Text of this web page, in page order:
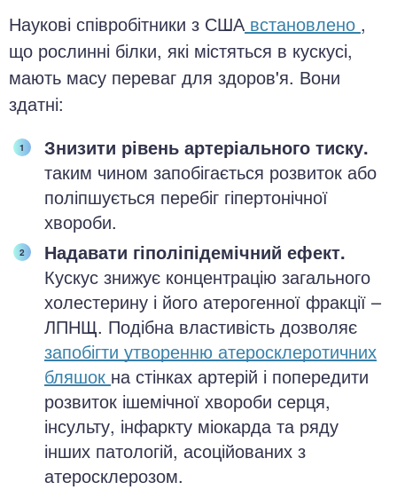
Наукові співробітники з США встановлено ,
що рослинні білки, які містяться в кускусі,
мають масу переваг для здоров'я. Вони
здатні:
Знизити рівень артеріального тиску.
таким чином запобігається розвиток або
поліпшується перебіг гіпертонічної
хвороби.
Надавати гіполіпідемічний ефект.
Кускус знижує концентрацію загального
холестерину і його атерогенної фракції –
ЛПНЩ. Подібна властивість дозволяє
запобігти утворенню атеросклеротичних
бляшок на стінках артерій і попередити
розвиток ішемічної хвороби серця,
інсульту, інфаркту міокарда та ряду
інших патологій, асоційованих з
атеросклерозом.